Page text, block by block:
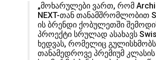
„მოხარულები ვართ, რომ
NEXT-თან თანამშრომლობით
ის ბრენდი ქობულეთში
პროექტი სრულად ასახავს
ხედვას, რომელიც გულისხმობს
თანამედროვე პრემიუმ კლასის